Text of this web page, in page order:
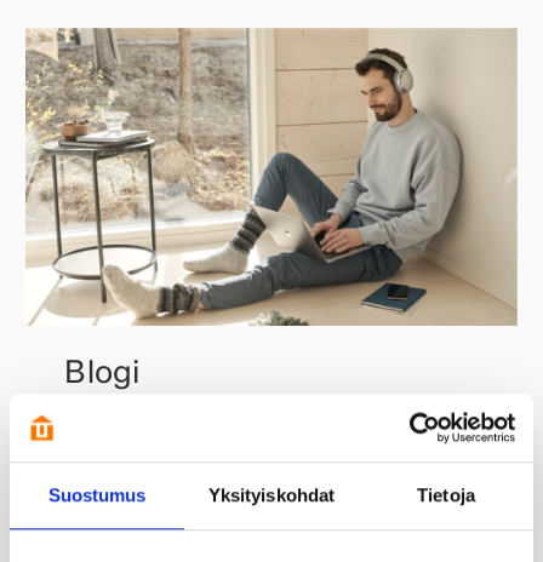
Suostumus Yksityiskohdat Tietoja
Blogi
Kastellin blogista löydät laajalti tukevaa tietoa
saakka.